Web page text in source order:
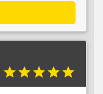
starstarstarstarstar